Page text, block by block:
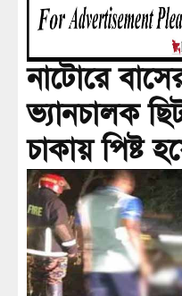
নাটোরে
ভ্যানচালক
চাকায় পিষ্ট